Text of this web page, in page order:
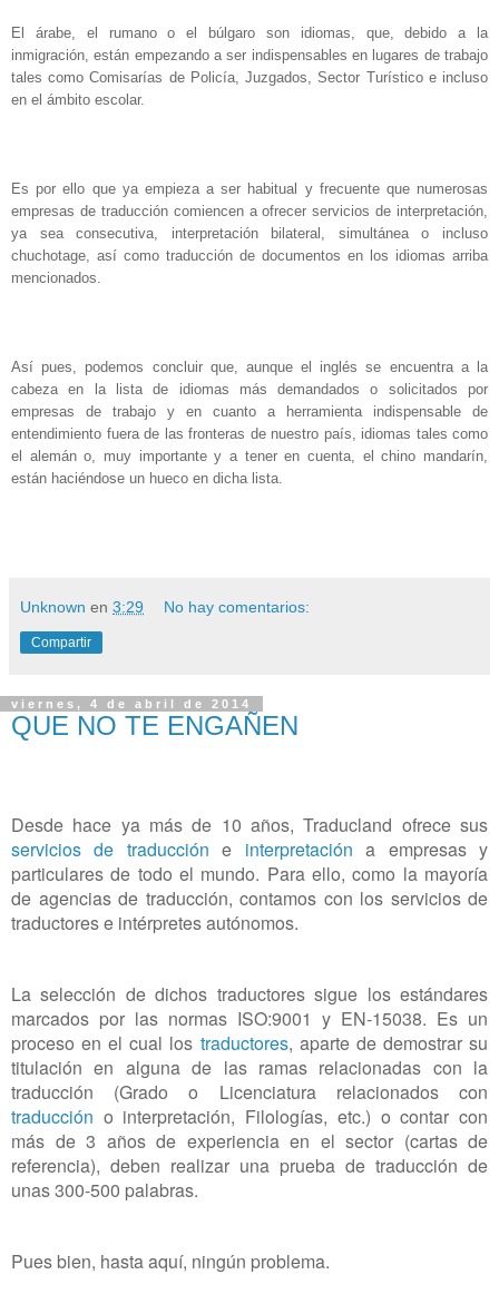
El árabe, el rumano o el búlgaro son idiomas, que, debido a la
inmigración, están empezando a ser indispensables en lugares de trabajo
tales como Comisarías de Policía, Juzgados, Sector Turístico e incluso
en el ámbito escolar.
Es por ello que ya empieza a ser habitual y frecuente que numerosas
empresas de traducción comiencen a ofrecer servicios de interpretación,
ya sea consecutiva, interpretación bilateral, simultánea o incluso
chuchotage, así como traducción de documentos en los idiomas arriba
mencionados.
Así pues, podemos concluir que, aunque el inglés se encuentra a la
cabeza en la lista de idiomas más demandados o solicitados por
empresas de trabajo y en cuanto a herramienta indispensable de
entendimiento fuera de las fronteras de nuestro país, idiomas tales como
el alemán o, muy importante y a tener en cuenta, el chino mandarín,
están haciéndose un hueco en dicha lista.
Unknown en 3:29 No hay comentarios:
Compartir
viernes, 4 de abril de 2014
QUE NO TE ENGAÑEN
Desde hace ya más de 10 años, Traducland ofrece sus
servicios de traducción e interpretacióna empresas y
particulares de todo el mundo. Para ello, como la mayoría
de agencias de traducción, contamos con los servicios de
traductores e intérpretes autónomos.
La selección de dichos traductores sigue los estándares
marcados por las normas ISO:9001 y EN-15038. Es un
proceso en el cual los traductores, aparte de demostrar su
titulación en alguna de las ramas relacionadas con la
traducción (Grado o Licenciatura relacionados con
traducción o interpretación, Filologías, etc.) o contar con
más de 3 años de experiencia en el sector (cartas de
referencia), deben realizar una prueba de traducción de
unas 300-500 palabras.
Pues bien, hasta aquí, ningún problema.